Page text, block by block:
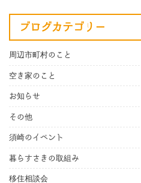
ブログカテゴリー
周辺市町村のこと
空き家のこと
お知らせ
その他
須崎のイベント
暮らすさきの取組み
移住相談会